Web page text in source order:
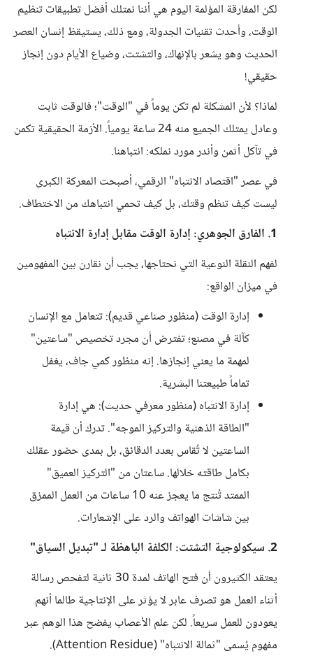
لكن المفارقة المؤلمة اليوم هي أننا نمتلك أفضل تطبيقات تنظيم
الوقت، وأحدث تقنيات الجدولة، ومع ذلك، يستيقظ إنسان العصر
الحديث وهو يشعر بالإنهاك، والتشتت، وضياع الأيام دون إنجاز
حقيقي!
لماذا؟ لأن المشكلة لم تكن يوماً في "الوقت"؛ فالوقت ثابت
وعادل يمتلك الجميع منه 24 ساعة يومياً. الأزمة الحقيقية تكمن
في تآكل أثمن وأندر مورد نملكه: انتباهنا.
في عصر "اقتصاد الانتباه" الرقمي، أصبحت المعركة الكبرى
ليست كيف تنظم وقتك، بل كيف تحمي انتباهك من الاختطاف.
1. الفارق الجوهري: إدارة الوقت مقابل إدارة الانتباه
لفهم النقلة النوعية التي نحتاجها، يجب أن نقارن بين المفهومين
في ميزان الواقع:
إدارة الوقت (منظور صناعي قديم): تتعامل مع الإنسان
كآلة في مصنع؛ تفترض أن مجرد تخصيص "ساعتين"
لمهمة ما يعني إنجازها. إنه منظور كمي جاف، يغفل
تماماً طبيعتنا البشرية.
إدارة الانتباه (منظور معرفي حديث): هي إدارة
"الطاقة الذهنية والتركيز الموجه". تدرك أن قيمة
الساعتين لا تُقاس بعدد الدقائق، بل بمدى حضور عقلك
بكامل طاقته خلالها. ساعتان من "التركيز العميق"
الممتد تُنتج ما يعجز عنه 10 ساعات من العمل الممزق
بين شاشات الهواتف والرد على الإشعارات.
2. سيكولوجية التشتت: الكلفة الباهظة لـ "تبديل السياق"
يعتقد الكثيرون أن فتح الهاتف لمدة 30 ثانية لتفحص رسالة
أثناء العمل هو تصرف عابر لا يؤثر على الإنتاجية طالما أنهم
يعودون للعمل سريعاً. لكن علم الأعصاب يفضح هذا الوهم عبر
مفهوم يُسمى "ثمالة الانتباه" (Attention Residue).